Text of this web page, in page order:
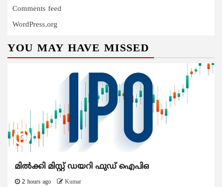
Comments feed
WordPress.org
YOU MAY HAVE MISSED
മിൽക്കി മിസ്റ്റ് ഡയറി ഫുഡ് ഐപിഒ
2 hours ago Kumar